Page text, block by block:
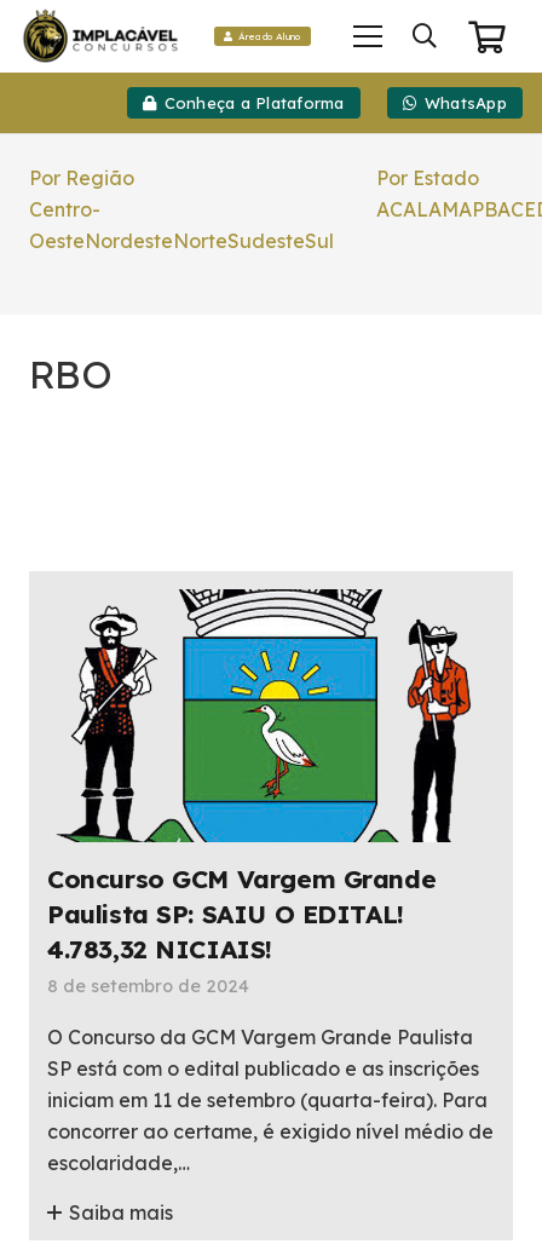
Área do Aluno
Conheça a Plataforma WhatsApp
Por Região
Centro-
OesteNordesteNorteSudesteSul
Por Estado
ACALAMAPBACE
RBO
Concurso GCM Vargem Grande
Paulista SP: SAIU O EDITAL!
4.783,32 NICIAIS!
8 de setembro de 2024
O Concurso da GCM Vargem Grande Paulista
SP está com o edital publicado e as inscrições
iniciam em 11 de setembro (quarta-feira). Para
concorrer ao certame, é exigido nível médio de
escolaridade,…
Saiba mais